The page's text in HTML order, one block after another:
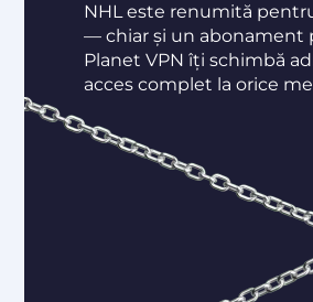
NHL este renumită
— chiar și un abonament
Planet VPN îți schimbă
acces complet la orice